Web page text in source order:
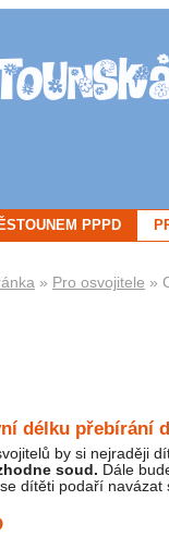
PPPD
» Pro osvojitele »
délku přebírání
by si nejraději
soud. Dále
dítěti podaří navázat